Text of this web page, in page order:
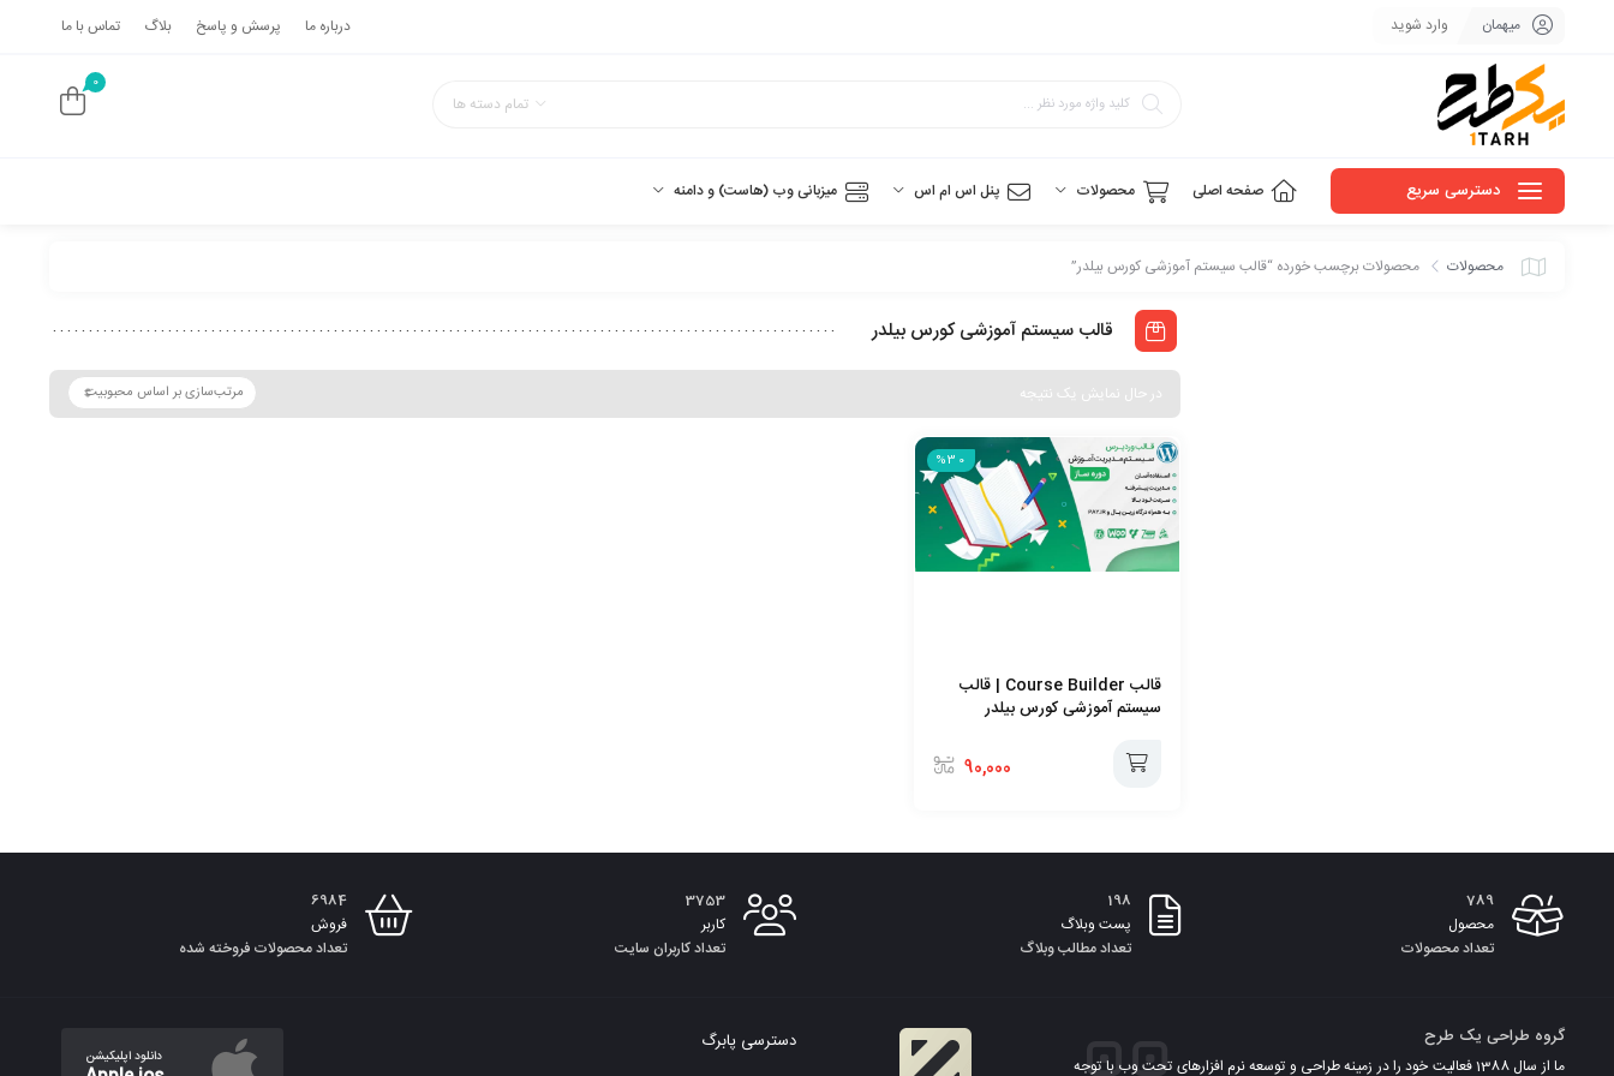
میهمان وارد شوید درباره ما پرسش و پاسخ بلاگ تماس با ما
تمام دسته ها
0
دسترسی سریع صفحه اصلی محصولات پنل اس ام اس میزبانی وب (هاست) و دامنه
محصولات محصولات برچسب خورده “قالب سیستم آموزشی کورس بیلدر”
قالب سیستم آموزشی کورس بیلدر
در حال نمایش یک نتیجه
%30
قالب Course Builder | قالب
سیستم آموزشی کورس بیلدر
90,000
سبد
789
محصول
تعداد محصولات
198
پست وبلاگ
تعداد مطالب وبلاگ
3753
کاربر
تعداد کاربران سایت
6984
فروش
تعداد محصولات فروخته شده
گروه طراحی یک طرح
ما از سال 1388 فعالیت خود را در زمینه طراحی و توسعه نرم افزارهای تحت وب با توجه
دسترسی پابرگ
دانلود اپلیکیشن